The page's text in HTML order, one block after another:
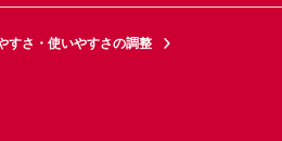
すさ・使いやすさの調整